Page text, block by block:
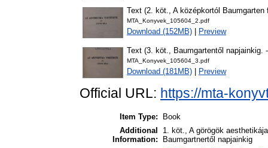
Text (2. köt., A középkortól
MTA_Konyvek_105604_2.pdf
Download (152MB) Preview
Text (3. köt., Baumgartentől napjainkig.
MTA_Konyvek_105604_3.pdf
Download (181MB) Preview
Official URL: https://mta-
Item Type:
Book
Additional
Information:
1. köt., A görögök
Baumgartnertől napjainkig